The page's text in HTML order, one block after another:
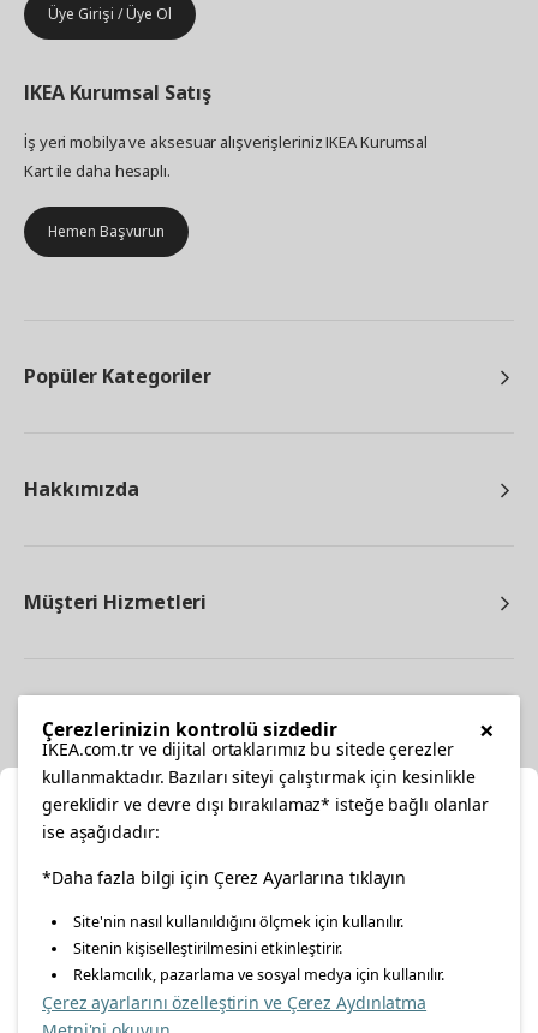
Üye Girişi / Üye Ol
IKEA Kurumsal Satış
İş yeri mobilya ve aksesuar alışverişleriniz IKEA Kurumsal
Kart ile daha hesaplı.
Hemen Başvurun
Popüler Kategoriler
Hakkımızda
Müşteri Hizmetleri
facebooktwitterinstagrampinterestyoutube
linkedin
Konumunuzu Seçin
İnternetten vereceğiniz siparişlerinizde size özel hizmet ve
içerikleri görebilmek için lütfen konumuzu seçin.
İl seçiniz
×
Çerezlerinizin kontrolü sizdedir
IKEA.com.tr ve dijital ortaklarımız bu sitede çerezler
kullanmaktadır. Bazıları siteyi çalıştırmak için kesinlikle
gereklidir ve devre dışı bırakılamaz* isteğe bağlı olanlar
ise aşağıdadır:
*Daha fazla bilgi için Çerez Ayarlarına tıklayın
Site'nin nasıl kullanıldığını ölçmek için kullanılır.
Sitenin kişiselleştirilmesini etkinleştirir.
Reklamcılık, pazarlama ve sosyal medya için kullanılır.
Çerez ayarlarını özelleştirin ve Çerez Aydınlatma